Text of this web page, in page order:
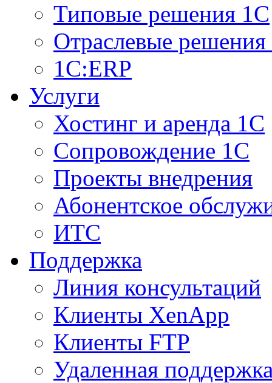
Типовые решения 1С
Отраслевые
1C:ERP
Услуги
Хостинг и аренда 1С
Сопровождение 1С
Проекты внедрения
Абонентское
ИТС
Поддержка
Линия консультаций
Клиенты XenApp
Клиенты FTP
Удаленная